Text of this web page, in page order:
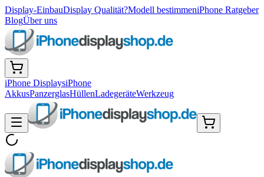
Display-EinbauDisplay Qualität?Modell bestimmeniPhone Ratgeber
BlogÜber uns
iPhone DisplaysiPhone
AkkusPanzerglasHüllenLadegeräteWerkzeug